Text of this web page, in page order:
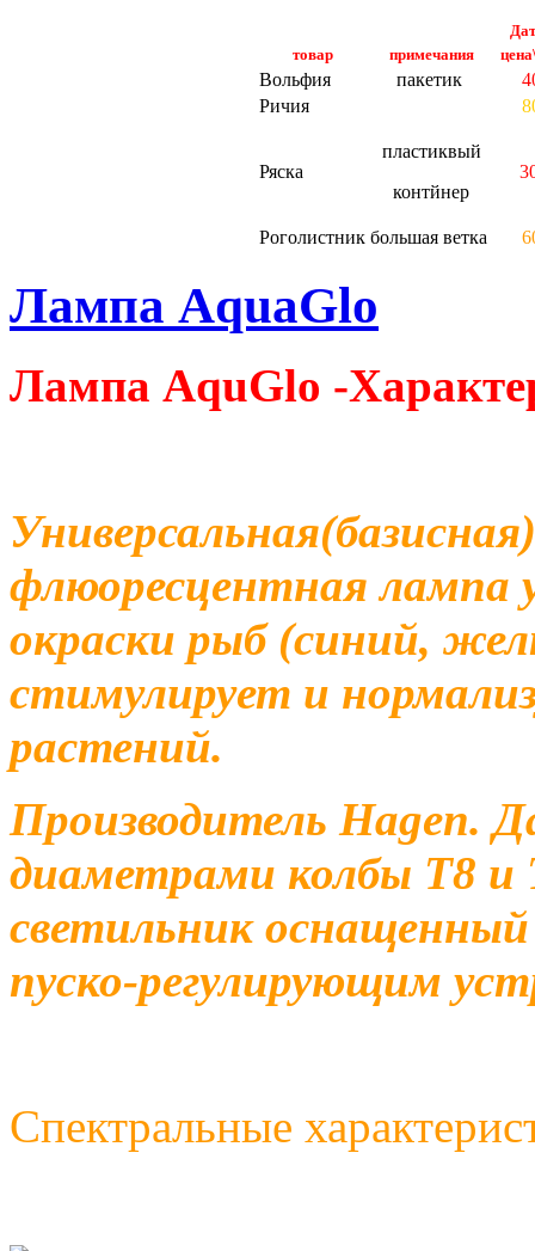
товар
примечания
Вольфия пакетик
Ричия
Ряска
пластиквый
контйнер
Роголистник большая ветка
Лампа AquaGlo
Лампа AquGlo -
флюоресцентная лампа
окраски рыб (синий,
стимулирует и
растений.
Производитель Hagen.
диаметрами колбы Т8 и
светильник
пуско-регулирующим
Спектральные